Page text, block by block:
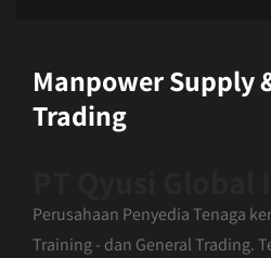
Manpower Supply
Trading
Perusahaan Penyedia Tenaga
Training - dan General Trading.